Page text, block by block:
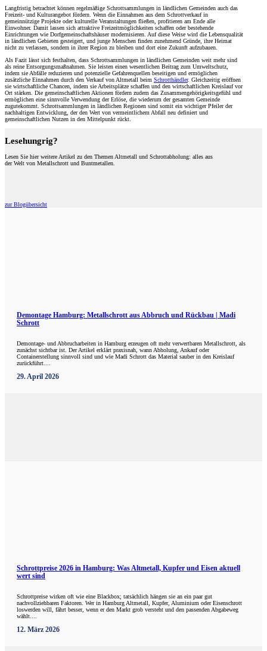
Langfristig betrachtet können regelmäßige Schrottsammlungen in ländlichen Gemeinden auch das
Freizeit- und Kulturangebot fördern. Wenn die Einnahmen aus dem Schrottverkauf in
gemeinnützige Projekte oder kulturelle Veranstaltungen fließen, profitieren am Ende alle
Einwohner. Damit lassen sich attraktive Freizeitmöglichkeiten schaffen oder bestehende
Einrichtungen wie Dorfgemeinschaftshäuser modernisieren. Auf diese Weise wird die Lebensqualität
in ländlichen Gebieten gesteigert, und junge Menschen finden zunehmend Gründe, ihre Heimat
nicht zu verlassen, sondern in ihrer Region zu bleiben und dort eine Zukunft aufzubauen.
Als Fazit lässt sich festhalten, dass Schrottsammlungen in ländlichen Gemeinden weit mehr sind
als reine Entsorgungsmaßnahmen. Sie leisten einen wesentlichen Beitrag zum Umweltschutz,
indem sie Abfälle reduzieren und potenzielle Gefahrenquellen beseitigen und ermöglichen
zusätzliche Einnahmen durch den Verkauf von Altmetall beim Schrotthändler. Gleichzeitig eröffnen
sie wirtschaftliche Chancen, indem sie Arbeitsplätze schaffen und den wirtschaftlichen Kreislauf vor
Ort stärken. Die gemeinschaftlichen Aktionen fördern zudem das Zusammengehörigkeitsgefühl und
ermöglichen eine sinnvolle Verwendung der Erlöse, die wiederum der gesamten Gemeinde
zugutekommt. Schrottsammlungen in ländlichen Regionen sind somit ein wichtiger Pfeiler der
nachhaltigen Entwicklung, der den Wert von vermeintlichem Abfall neu definiert und
gemeinschaftlichen Nutzen in den Mittelpunkt rückt.
Lesehungrig?
Lesen Sie hier weitere Artikel zu den Themen Altmetall und Schrottabholung: alles aus
der Welt von Metallschrott und Buntmetallen.
zur Blogübersicht
Demontage Hamburg: Metallschrott aus Abbruch und Rückbau | Madi
Schrott
Demontage- und Abbrucharbeiten in Hamburg erzeugen oft mehr verwertbaren Metallschrott, als
zunächst sichtbar ist. Der Artikel erklärt praxisnah, wann Abholung, Ankauf oder
Containerstellung sinnvoll sind und wie Madi Schrott das Material sauber in den Kreislauf
zurückführt....
29. April 2026
Schrottpreise 2026 in Hamburg: Was Altmetall, Kupfer und Eisen aktuell
wert sind
Schrottpreise wirken oft wie eine Blackbox; tatsächlich hängen sie an ein paar gut
nachvollziehbaren Faktoren. Wer in Hamburg Altmetall, Kupfer, Aluminium oder Eisenschrott
loswerden will, fährt besser, wenn er den Markt grob versteht und den passenden Abgabeweg
wählt....
12. März 2026